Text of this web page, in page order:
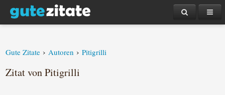
Gute Zitate › Autoren › Pitigrilli
Zitat von Pitigrilli